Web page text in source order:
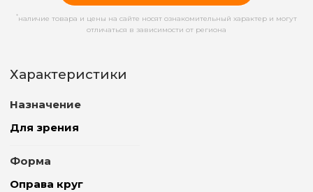
* наличие товара и цены на сайте носят ознакомительный характер и могут
отличаться в зависимости от региона
Характеристики
Назначение
Для зрения
Форма
Оправа круг